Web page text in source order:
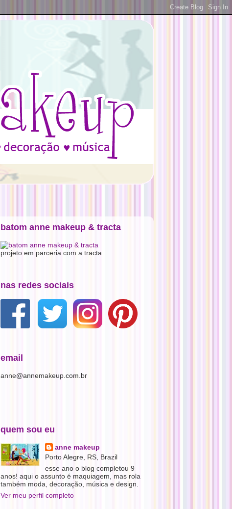
batom anne makeup & tracta
projeto em parceria com a tracta
nas redes sociais
email
anne@annemakeup.com.br
quem sou eu
anne makeup
Porto Alegre, RS, Brazil
esse ano o blog completou 9
anos! aqui o assunto é maquiagem, mas rola
também moda, decoração, música e design.
Ver meu perfil completo